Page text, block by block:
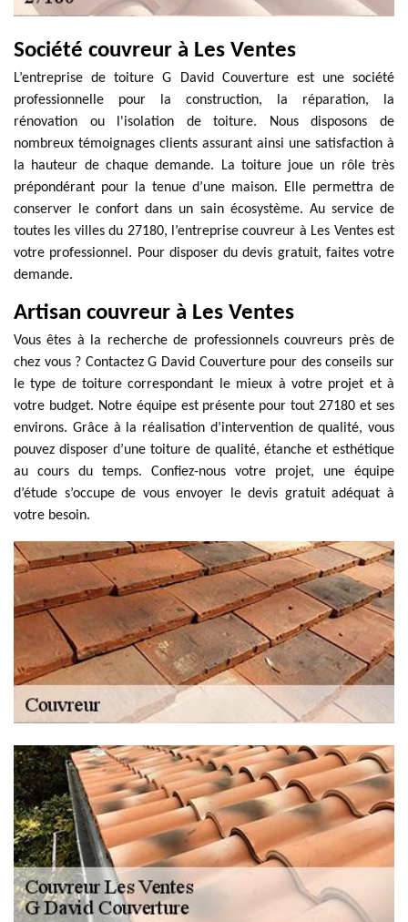
Société couvreur à Les Ventes
L’entreprise de toiture G David Couverture est une société
professionnelle pour la construction, la réparation, la
rénovation ou l'isolation de toiture. Nous disposons de
nombreux témoignages clients assurant ainsi une satisfaction à
la hauteur de chaque demande. La toiture joue un rôle très
prépondérant pour la tenue d’une maison. Elle permettra de
conserver le confort dans un sain écosystème. Au service de
toutes les villes du 27180, l’entreprise couvreur à Les Ventes est
votre professionnel. Pour disposer du devis gratuit, faites votre
demande.
Artisan couvreur à Les Ventes
Vous êtes à la recherche de professionnels couvreurs près de
chez vous ? Contactez G David Couverture pour des conseils sur
le type de toiture correspondant le mieux à votre projet et à
votre budget. Notre équipe est présente pour tout 27180 et ses
environs. Grâce à la réalisation d’intervention de qualité, vous
pouvez disposer d’une toiture de qualité, étanche et esthétique
au cours du temps. Confiez-nous votre projet, une équipe
d’étude s’occupe de vous envoyer le devis gratuit adéquat à
votre besoin.